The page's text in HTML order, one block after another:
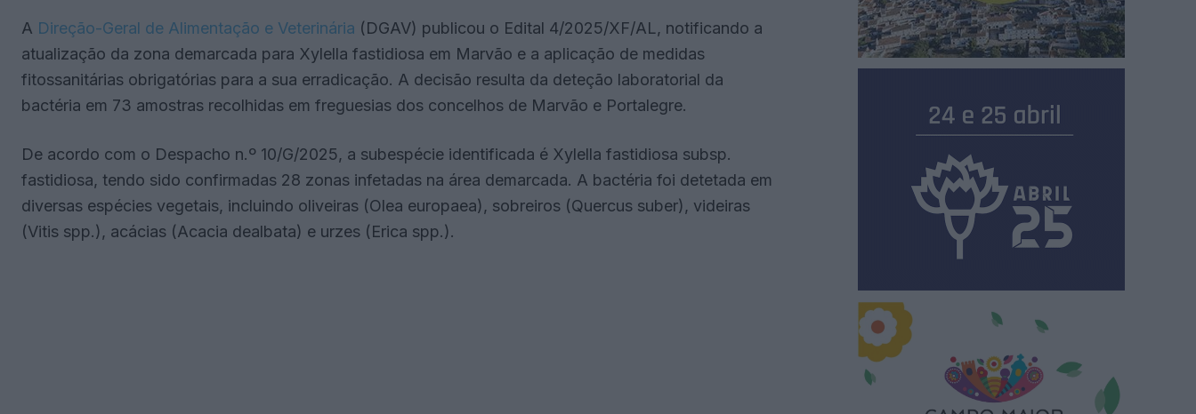
A Direção-Geral de Alimentação e Veterinária (DGAV) publicou o Edital 4/2025/XF/AL, notificando a
atualização da zona demarcada para Xylella fastidiosa em Marvão e a aplicação de medidas
fitossanitárias obrigatórias para a sua erradicação. A decisão resulta da deteção laboratorial da
bactéria em 73 amostras recolhidas em freguesias dos concelhos de Marvão e Portalegre.
De acordo com o Despacho n.º 10/G/2025, a subespécie identificada é Xylella fastidiosa subsp.
fastidiosa, tendo sido confirmadas 28 zonas infetadas na área demarcada. A bactéria foi detetada em
diversas espécies vegetais, incluindo oliveiras (Olea europaea), sobreiros (Quercus suber), videiras
(Vitis spp.), acácias (Acacia dealbata) e urzes (Erica spp.).